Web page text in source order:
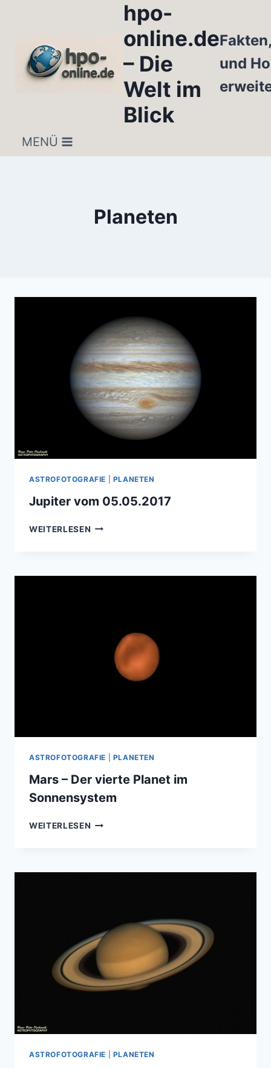
hpo-
online.de
– Die
Welt im
Blick
und
MENÜ
Planeten
ASTROFOTOGRAFIE PLANETEN
Jupiter vom 05.05.2017
WEITERLESEN JUPITER
ASTROFOTOGRAFIE PLANETEN
Mars – Der vierte Planet im
Sonnensystem
WEITERLESEN MARS
PLANET
ASTROFOTOGRAFIE PLANETEN